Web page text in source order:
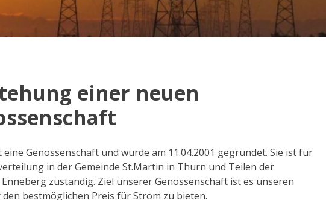
einer neuen
eine Genossenschaft und wurde am 11.04.2001 gegründet. Sie ist für
in der Gemeinde St.Martin in Thurn und Teilen der
Enneberg zuständig. Ziel unserer Genossenschaft ist es unseren
bestmöglichen Preis für Strom zu bieten.